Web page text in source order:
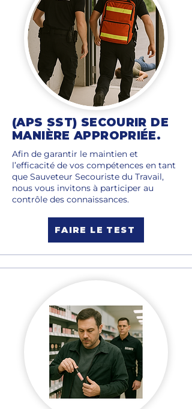
(APS SST) SECOURIR DE
MANIÈRE APPROPRIÉE.
Afin de garantir le maintien et
l’efficacité de vos compétences en tant
que Sauveteur Secouriste du Travail,
nous vous invitons à participer au
contrôle des connaissances.
FAIRE LE TEST